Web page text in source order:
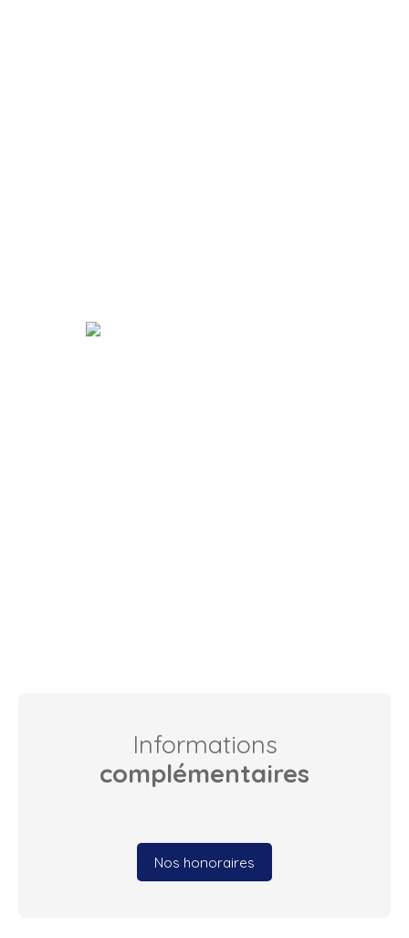
Informations
complémentaires
Nos honoraires